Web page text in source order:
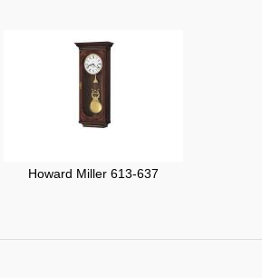
Howard Miller 613-637